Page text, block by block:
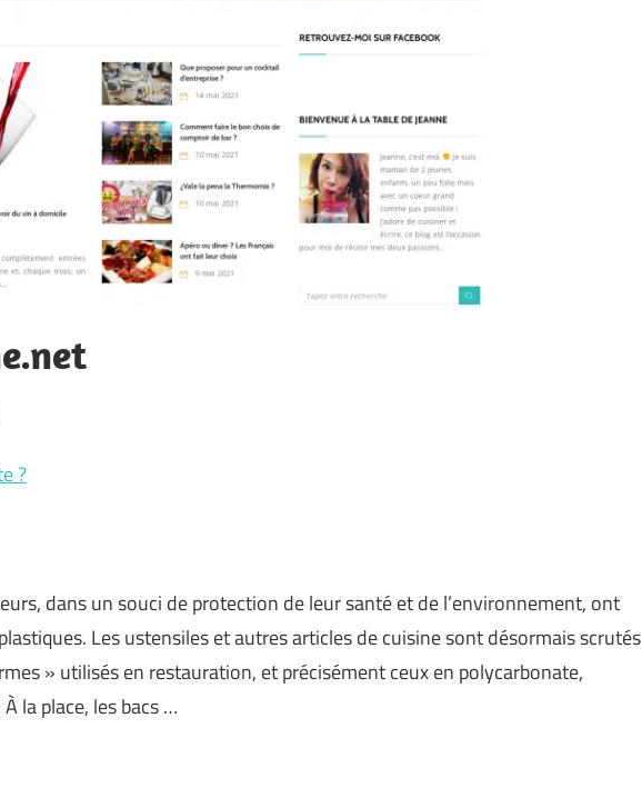
?
dans un souci de protection de leur santé et de l’environnement, ont
Les ustensiles et autres articles de cuisine sont désormais scrutés
» utilisés en restauration, et précisément ceux en polycarbonate,
la place, les bacs …